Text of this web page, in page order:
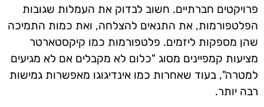
פרויקטים חברתיים. חשוב לבדוק את העמלות שגובות
הפלטפורמות, את התנאים להצלחה, ואת כמות התמיכה
שהן מספקות ליזמים. פלטפורמות כמו קיקסטארטר
מציעות קמפיינים מסוג "כלום לא מקבלים אם לא מגיעים
למטרה", בעוד שאחרות כמו אינדיגוגו מאפשרות גמישות
רבה יותר.